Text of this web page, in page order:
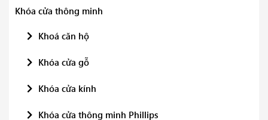
Khóa cửa thông minh
Khoá căn hộ
Khóa cửa gỗ
Khóa cửa kính
Khóa cửa thông minh Phillips